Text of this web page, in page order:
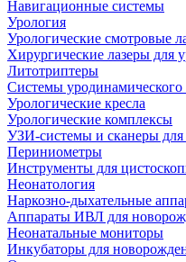
Навигационные системы
Урология
Урологические смотровые
Хирургические лазеры для
Литотриптеры
Системы
Урологические кресла
Урологические комплексы
УЗИ-системы и сканеры для
Периниометры
Инструменты для
Неонатология
Наркозно-дыхательные
Аппараты ИВЛ для
Неонатальные мониторы
Инкубаторы для